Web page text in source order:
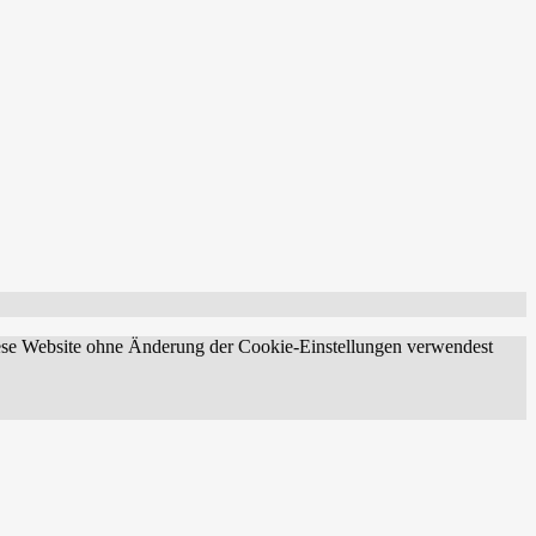
Website ohne Änderung der Cookie-Einstellungen verwendest